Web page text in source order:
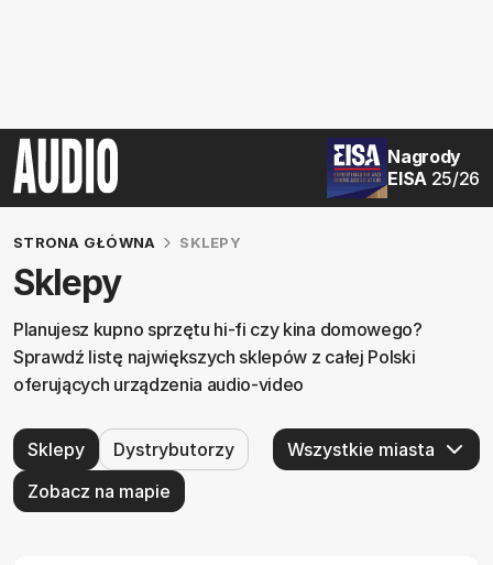
Nagrody
EISA 25/26
STRONA GŁÓWNA SKLEPY
Sklepy
Planujesz kupno sprzętu hi-fi czy kina domowego?
Sprawdź listę największych sklepów z całej Polski
oferujących urządzenia audio-video
Sklepy
Dystrybutorzy
Zobacz na mapie